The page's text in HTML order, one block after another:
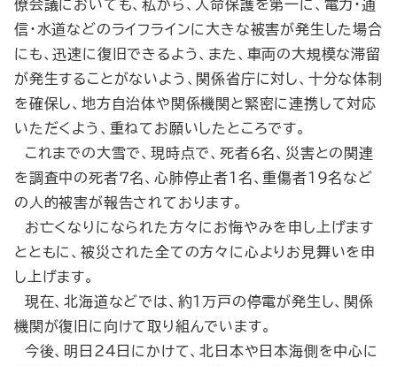
僚会議においても、私から、人命保護を第一に、電力・通
信・水道などのライフラインに大きな被害が発生した場合
にも、迅速に復旧できるよう、また、車両の大規模な滞留
が発生することがないよう、関係省庁に対し、十分な体制
を確保し、地方自治体や関係機関と緊密に連携して対応
いただくよう、重ねてお願いしたところです。
これまでの大雪で、現時点で、死者６名、災害との関連
を調査中の死者７名、心肺停止者１名、重傷者19名など
の人的被害が報告されております。
お亡くなりになられた方々にお悔やみを申し上げます
とともに、被災された全ての方々に心よりお見舞いを申
し上げます。
現在、北海道などでは、約１万戸の停電が発生し、関係
機関が復旧に向けて取り組んでいます。
今後、明日24日にかけて、北日本や日本海側を中心に